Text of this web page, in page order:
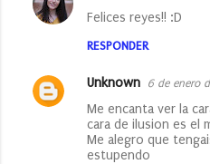
Felices reyes!! :D
RESPONDER
Unknown 6 de enero
Me encanta ver la
cara de ilusion es el
Me alegro que
estupendo